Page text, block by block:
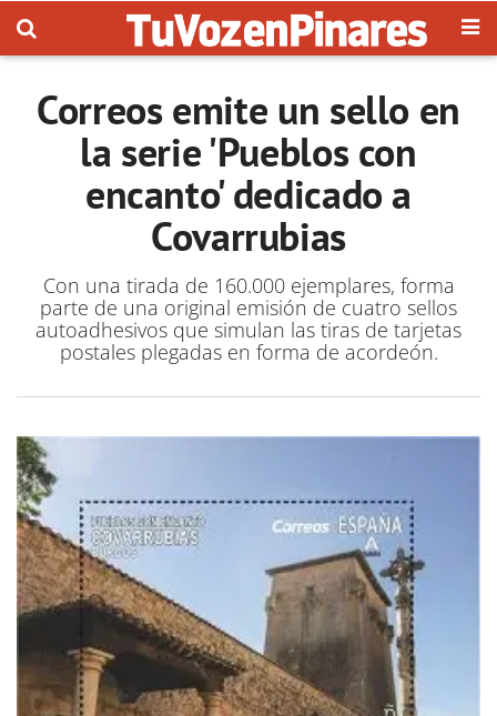
Correos emite un sello en
la serie 'Pueblos con
encanto' dedicado a
Covarrubias
Con una tirada de 160.000 ejemplares, forma
parte de una original emisión de cuatro sellos
autoadhesivos que simulan las tiras de tarjetas
postales plegadas en forma de acordeón.